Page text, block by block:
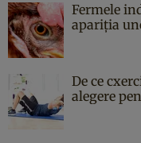
Fermele
apariția
De ce
alegere